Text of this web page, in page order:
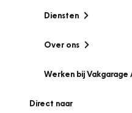
Diensten
Over ons
Werken bij
Direct naar